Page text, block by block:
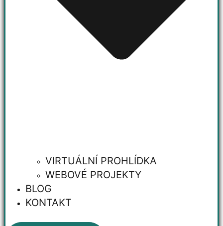
VIRTUÁLNÍ PROHLÍDKA
WEBOVÉ PROJEKTY
BLOG
KONTAKT